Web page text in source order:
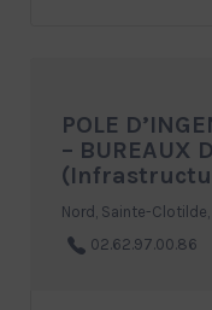
POLE
– BUREAUX
Nord, Sainte-Clotilde,
02.62.97.00.86